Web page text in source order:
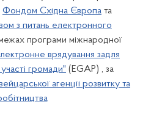
Фондом Східна Європа та
з питань електронного
програми міжнародної
врядування задля
участі громади" (EGAP) , за
агенції розвитку та